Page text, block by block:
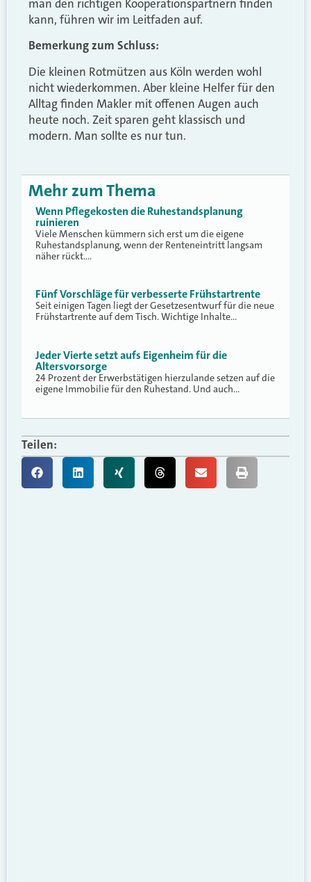
man den richtigen Kooperationspartnern finden
kann, führen wir im Leitfaden auf.
Bemerkung zum Schluss:
Die kleinen Rotmützen aus Köln werden wohl
nicht wiederkommen. Aber kleine Helfer für den
Alltag finden Makler mit offenen Augen auch
heute noch. Zeit sparen geht klassisch und
modern. Man sollte es nur tun.
Mehr zum Thema
Wenn Pflegekosten die Ruhestandsplanung
ruinieren
Viele Menschen kümmern sich erst um die eigene
Ruhestandsplanung, wenn der Renteneintritt langsam
näher rückt.…
Fünf Vorschläge für verbesserte Frühstartrente
Seit einigen Tagen liegt der Gesetzesentwurf für die neue
Frühstartrente auf dem Tisch. Wichtige Inhalte…
Jeder Vierte setzt aufs Eigenheim für die
Altersvorsorge
24 Prozent der Erwerbstätigen hierzulande setzen auf die
eigene Immobilie für den Ruhestand. Und auch…
Teilen: